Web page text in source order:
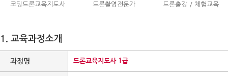
코딩드론교육지도사 드론촬영전문가 드론출강 / 체험교육
1. 교육과정소개
과정명 드론교육지도사 1급